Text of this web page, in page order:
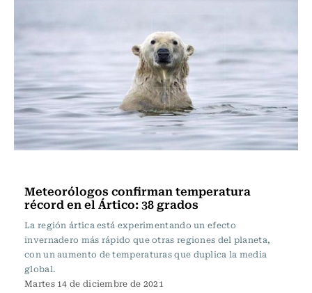
Meteorólogos confirman temperatura
récord en el Ártico: 38 grados
La región ártica está experimentando un efecto
invernadero más rápido que otras regiones del planeta,
con un aumento de temperaturas que duplica la media
global.
Martes 14 de diciembre de 2021